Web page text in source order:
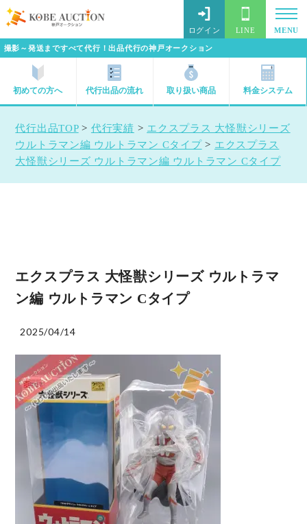
撮影～発送まですべて代行！出品代行の神戸オークション
ログイン LINE MENU
初めての方へ 代行出品の流れ 取り扱い商品 料金システム
代行出品TOP> 代行実績 > エクスプラス 大怪獣シリーズ
ウルトラマン編 ウルトラマン Cタイプ> エクスプラス
大怪獣シリーズ ウルトラマン編 ウルトラマン Cタイプ
エクスプラス 大怪獣シリーズ ウルトラマ
ン編 ウルトラマン Cタイプ
2025/04/14